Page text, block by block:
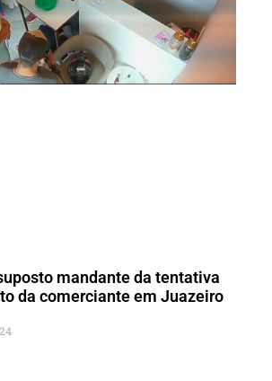
mandante da tentativa
da comerciante em Juazeiro